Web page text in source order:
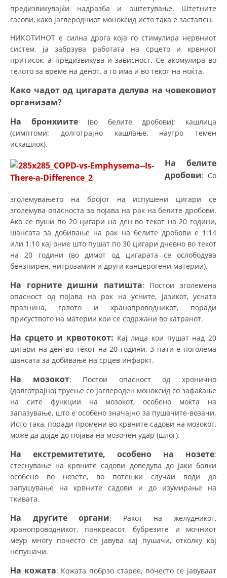
предизвикувајќи надразба и оштетување. Штетните
гасови, како јаглеродниот моноксид исто така е застапен.
НИКОТИНОТ е силна дрога која го стимулира нервниот
систем, ја забрзува работата на срцето и крвниот
притисок, а предизвикува и зависност. Се акомулира во
телото за време на денот, а го има и во текот на ноќта.
Како чадот од цигарата делува на човековиот
организам?
На бронхиите(во белите дробови): кашлица
(симптоми: долготрајно кашлање, наутро темен
искашлок).
На белите
дробови: Со
зголемувањето на бројот на испушени цигари се
зголемува опасноста за појава на рак на белите дробови.
Ако се пуши по 20 цигари на ден во текот на 20 години,
шансата за добивање на рак на белите дробови е 1:14
или 1:10 кај оние што пушат по 30 цигари дневно во текот
на 20 години (во димот од цигарата се ослободува
бензпирен, нитрозамин и други канцерогени материи).
На горните дишни патишта: Постои зголемена
опасност од појава на рак на усните, јазикот, усната
празнина, грлото и хранопроводникот, поради
присуството на материи кои се содржани во катранот.
На срцето и крвотокот: Кај лица кои пушат над 20
цигари на ден во текот на 20 години, 3 пати е поголема
шансата за добивање на срцев инфаркт.
На мозокот: Постои опасност од хронично
(долготрајно) труење со јаглероден моноксид со зафаќање
на сите функции на мозокот, особено моќта на
запазување, што е особено значајно за пушачите-возачи.
Исто така, поради промени во крвните садови на мозокот,
може да дојде до појава на мозочен удар (шлог).
На екстремитетите, особено на нозете:
стеснување на крвните садови доведува до јаки болки
особено во нозете, во потешки случаи води до
запушување на крвните садови и до изумирање на
ткивата.
На другите органи: Ракот на желудникот,
хранопроводникот, панкреасот, бубрезите и мочниот
меур многу почесто се јавува кај пушачи, отколку кај
непушачи.
На кожата: Кожата побрзо старее, почесто се јавуваат